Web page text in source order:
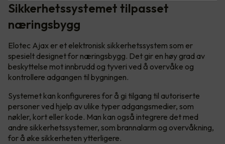
Sikkerhetssystemet tilpasset
næringsbygg
Elotec Ajax er et elektronisk sikkerhetssystem som er
spesielt designet for næringsbygg. Det gir en høy grad av
beskyttelse mot innbrudd og tyveri ved å overvåke og
kontrollere adgangen til bygningen.
Systemet kan konfigureres for å gi tilgang til autoriserte
personer ved hjelp av ulike typer adgangsmedier, som
nøkler, kort eller kode. Man kan også integrere det med
andre sikkerhetssystemer, som brannalarm og overvåkning,
for å øke sikkerheten ytterligere.